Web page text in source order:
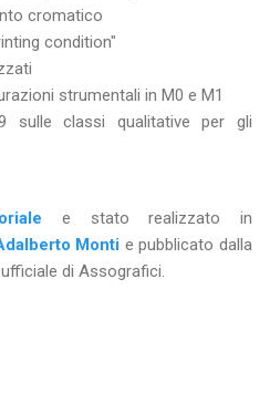
cromatico
condition"
strumentali in M0 e M1
sulle classi qualitative per gli
e stato realizzato in
Monti e pubblicato dalla
di Assografici.